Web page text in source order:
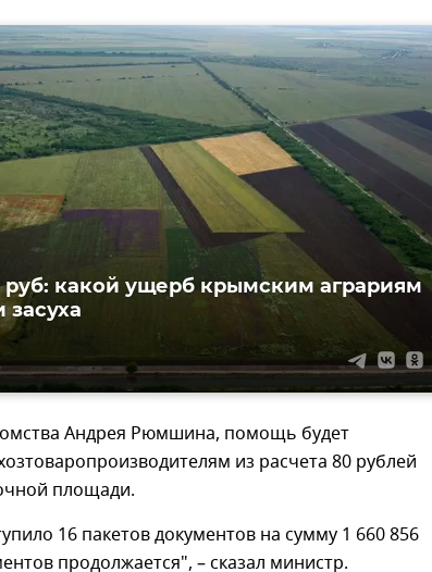
какой ущерб крымским аграриям
засуха
Андрея Рюмшина, помощь будет
из расчета 80 рублей
площади.
16 пакетов документов на сумму 1 660 856
продолжается", – сказал министр.